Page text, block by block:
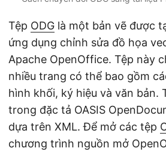
Tệp ODG là một bản vẽ được
ứng dụng chỉnh sửa đồ họa
Apache OpenOffice. Tệp này
nhiều trang có thể bao gồm
hình khối, ký hiệu và văn bản.
trong đặc tả OASIS
dựa trên XML. Để mở các tệp
chương trình nguồn mở